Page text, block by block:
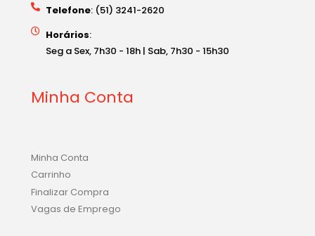
Horários
Minha Conta
Minha Conta
Carrinho
Finalizar Compra